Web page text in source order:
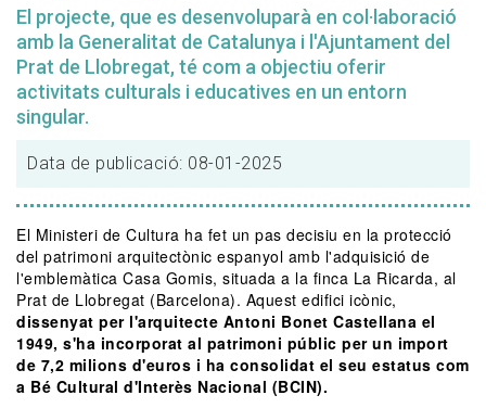
El projecte, que es desenvoluparà en col·laboració
amb la Generalitat de Catalunya i l'Ajuntament del
Prat de Llobregat, té com a objectiu oferir
activitats culturals i educatives en un entorn
singular.
Data de publicació: 08-01-2025
El Ministeri de Cultura ha fet un pas decisiu en la protecció
del patrimoni arquitectònic espanyol amb l'adquisició de
l'emblemàtica Casa Gomis, situada a la finca La Ricarda, al
Prat de Llobregat (Barcelona). Aquest edifici icònic,
dissenyat per l'arquitecte Antoni Bonet Castellana el
1949, s'ha incorporat al patrimoni públic per un import
de 7,2 milions d'euros i ha consolidat el seu estatus com
a Bé Cultural d'Interès Nacional (BCIN).